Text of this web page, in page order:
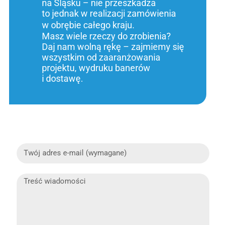
na Śląsku – nie przeszkadza
to jednak w realizacji zamówienia
w obrębie całego kraju.
Masz wiele rzeczy do zrobienia?
Daj nam wolną rękę – zajmiemy się
wszystkim od zaaranżowania
projektu, wydruku banerów
i dostawę.